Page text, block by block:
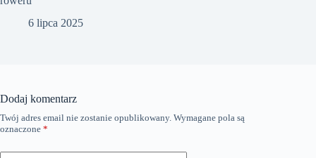
6 lipca 2025
Dodaj komentarz
Twój adres email nie zostanie opublikowany. Wymagane pola są
oznaczone *